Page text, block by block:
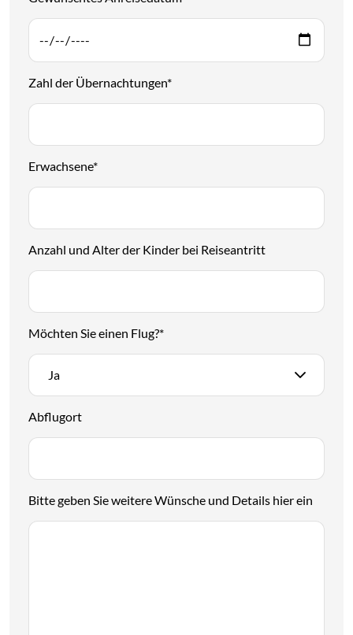
Zahl der Übernachtungen*
Erwachsene*
Anzahl und Alter der Kinder bei Reiseantritt
Möchten Sie einen Flug?*
Ja
Abflugort
Bitte geben Sie weitere Wünsche und Details hier ein